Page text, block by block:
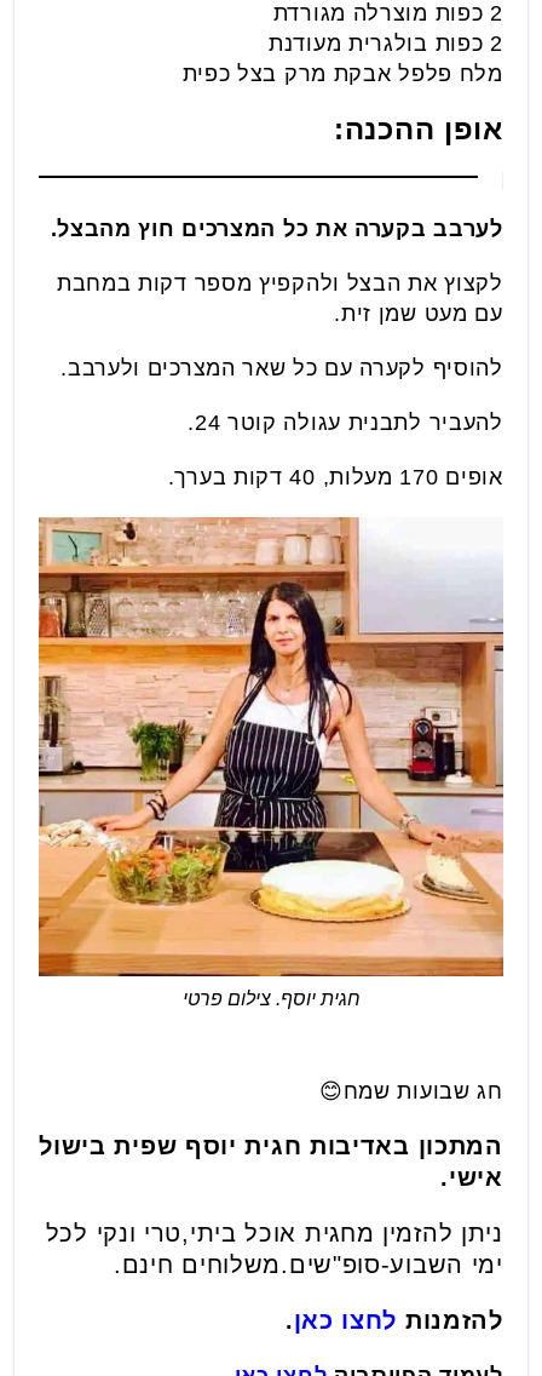
2 כפות מוצרלה מגורדת
2 כפות בולגרית מעודנת
מלח פלפל אבקת מרק בצל כפית
אופן ההכנה:
לערבב בקערה את כל המצרכים חוץ מהבצל.
לקצוץ את הבצל ולהקפיץ מספר דקות במחבת
עם מעט שמן זית.
להוסיף לקערה עם כל שאר המצרכים ולערבב.
להעביר לתבנית עגולה קוטר 24.
אופים 170 מעלות, 40 דקות בערך.
חגית יוסף. צילום פרטי
חג שבועות שמח😊
המתכון באדיבות חגית יוסף שפית בישול
אישי.
ניתן להזמין מחגית אוכל ביתי,טרי ונקי לכל
ימי השבוע-סופ"שים.משלוחים חינם.
להזמנות לחצו כאן.